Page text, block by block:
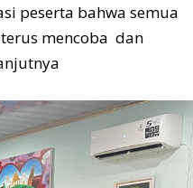
peserta bahwa semua
mencoba dan